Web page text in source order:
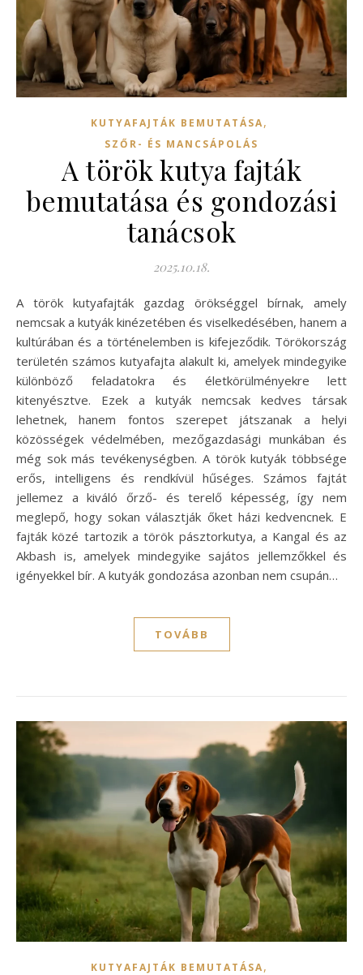
KUTYAFAJTÁK BEMUTATÁSA,
SZŐR- ÉS MANCSÁPOLÁS
A török kutya fajták
bemutatása és gondozási
tanácsok
2025.10.18.
A török kutyafajták gazdag örökséggel bírnak, amely
nemcsak a kutyák kinézetében és viselkedésében, hanem a
kultúrában és a történelemben is kifejeződik. Törökország
területén számos kutyafajta alakult ki, amelyek mindegyike
különböző feladatokra és életkörülményekre lett
kitenyésztve. Ezek a kutyák nemcsak kedves társak
lehetnek, hanem fontos szerepet játszanak a helyi
közösségek védelmében, mezőgazdasági munkában és
még sok más tevékenységben. A török kutyák többsége
erős, intelligens és rendkívül hűséges. Számos fajtát
jellemez a kiváló őrző- és terelő képesség, így nem
meglepő, hogy sokan választják őket házi kedvencnek. E
fajták közé tartozik a török pásztorkutya, a Kangal és az
Akbash is, amelyek mindegyike sajátos jellemzőkkel és
igényekkel bír. A kutyák gondozása azonban nem csupán…
TOVÁBB
KUTYAFAJTÁK BEMUTATÁSA,